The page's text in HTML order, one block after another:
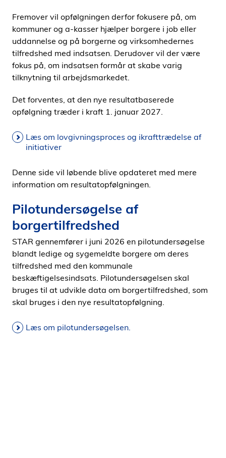
Fremover vil opfølgningen derfor fokusere på, om
kommuner og a-kasser hjælper borgere i job eller
uddannelse og på borgerne og virksomhedernes
tilfredshed med indsatsen. Derudover vil der være
fokus på, om indsatsen formår at skabe varig
tilknytning til arbejdsmarkedet.
Det forventes, at den nye resultatbaserede
opfølgning træder i kraft 1. januar 2027.
Læs om lovgivningsproces og ikrafttrædelse af
initiativer
Denne side vil løbende blive opdateret med mere
information om resultatopfølgningen.
Pilotundersøgelse af
borgertilfredshed
STAR gennemfører i juni 2026 en pilotundersøgelse
blandt ledige og sygemeldte borgere om deres
tilfredshed med den kommunale
beskæftigelsesindsats. Pilotundersøgelsen skal
bruges til at udvikle data om borgertilfredshed, som
skal bruges i den nye resultatopfølgning.
Læs om pilotundersøgelsen.